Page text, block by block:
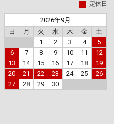
定休日
2026年9月
日
月 火 水 木 金
土
1
2 3 4
5
6
7 8 9 10 11
12
13
14 15 16 17 18
19
20
21 22 23 24 25
26
27
28 29 30